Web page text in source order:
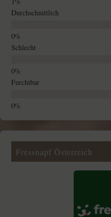
Durchschnittlich
Schlecht
Furchtbar
Fressnapf Österreich